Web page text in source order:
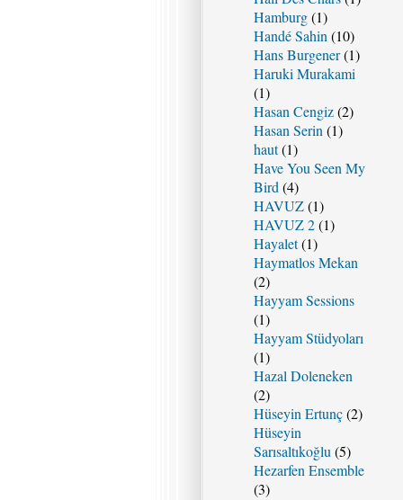
Hamburg(1)
Handé Sahin (10)
Hans Burgener(1)
Haruki Murakami
(1)
Hasan Cengiz(2)
Hasan Serin (1)
haut(1)
Have You Seen My
Bird (4)
HAVUZ(1)
HAVUZ 2(1)
Hayalet(1)
Haymatlos Mekan
(2)
Hayyam Sessions
(1)
Hayyam Stüdyoları
(1)
Hazal Doleneken
(2)
Hüseyin Ertunç(2)
Hüseyin
Sarısaltıkoğlu (5)
Hezarfen Ensemble
(3)